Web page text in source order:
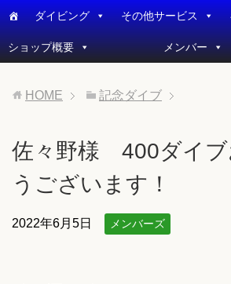
ダイビング その他サービス
ショップ概要 メンバー
HOME 記念ダイブ
佐々野様 400ダイブ
うございます！
2022年6月5日 メンバーズ